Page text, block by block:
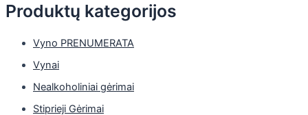
Produktų kategorijos
Vyno PRENUMERATA
Vynai
Nealkoholiniai gėrimai
Stiprieji Gėrimai